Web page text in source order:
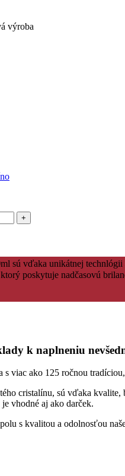
výroba
sú vďaka unikátnej
poskytuje nadčasovú
k naplneniu
viac ako 125 ročnou
cristalínu, sú vďaka
vhodné aj ako darček.
s kvalitou a odolnosťou